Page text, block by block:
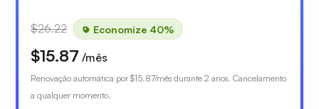
$26.22 Economize 40%
$15.87 /mês
Renovação automática por $15.87/mês durante 2 anos. Cancelamento
a qualquer momento.